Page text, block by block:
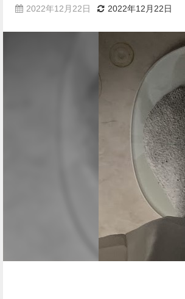
2022年12月22日 2022年12月22日